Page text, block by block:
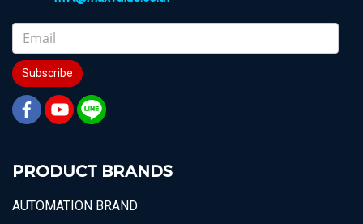
Subscribe
PRODUCT BRANDS
AUTOMATION BRAND